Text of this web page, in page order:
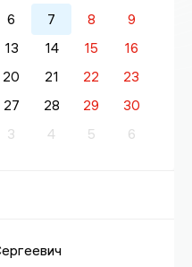
6 7 8
9
13 14 15
16
20 21 22
23
27 28 29
30
3 4 5 6